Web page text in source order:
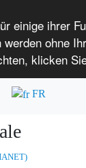
einige ihrer
ohne
klicken
Über
FR